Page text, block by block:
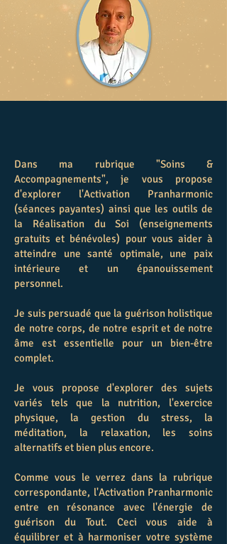
Dans ma rubrique "Soins &
Accompagnements", je vous propose
d'explorer l'Activation Pranharmonic
(séances payantes) ainsi que les outils de
la Réalisation du Soi (enseignements
gratuits et bénévoles) pour vous aider à
atteindre une santé optimale, une paix
intérieure et un épanouissement
personnel.
Je suis persuadé que la guérison holistique
de notre corps, de notre esprit et de notre
âme est essentielle pour un bien-être
complet.
Je vous propose d'explorer des sujets
variés tels que la nutrition, l'exercice
physique, la gestion du stress, la
méditation, la relaxation, les soins
alternatifs et bien plus encore.
Comme vous le verrez dans la rubrique
correspondante, l'Activation Pranharmonic
entre en résonance avec l'énergie de
guérison du Tout. Ceci vous aide à
équilibrer et à harmoniser votre système